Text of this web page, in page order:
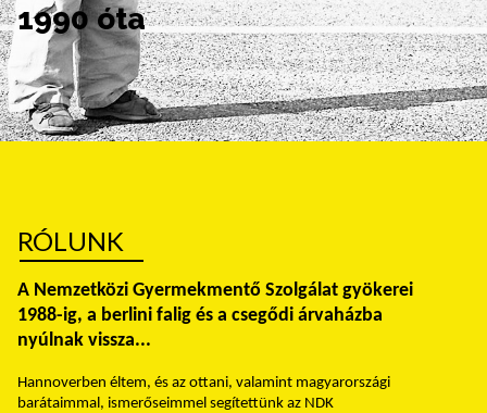
1990 óta
RÓLUNK
A Nemzetközi Gyermekmentő Szolgálat gyökerei
1988-ig, a berlini falig és a csegődi árvaházba
nyúlnak vissza...
Hannoverben éltem, és az ottani, valamint magyarországi
barátaimmal, ismerőseimmel segítettünk az NDK